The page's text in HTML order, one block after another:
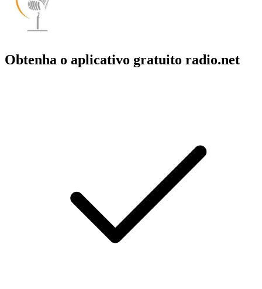
Obtenha o aplicativo gratuito radio.net